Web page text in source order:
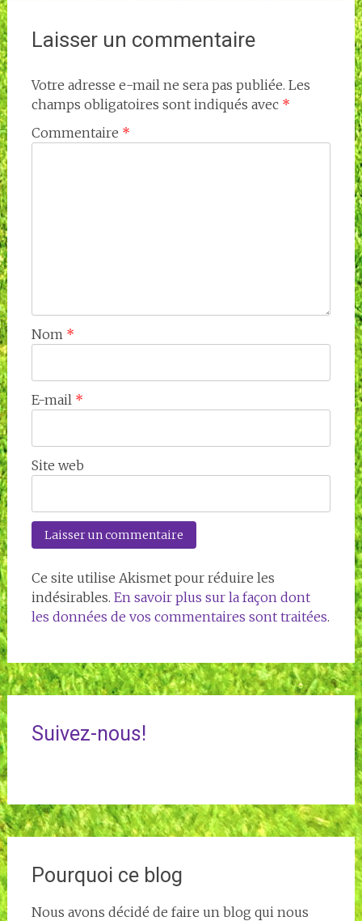
l'article
Laisser un commentaire
Votre adresse e-mail ne sera pas publiée. Les
champs obligatoires sont indiqués avec *
Commentaire *
Nom *
E-mail *
Site web
Ce site utilise Akismet pour réduire les
indésirables. En savoir plus sur la façon dont
les données de vos commentaires sont traitées.
Suivez-nous!
Pourquoi ce blog
Nous avons décidé de faire un blog qui nous